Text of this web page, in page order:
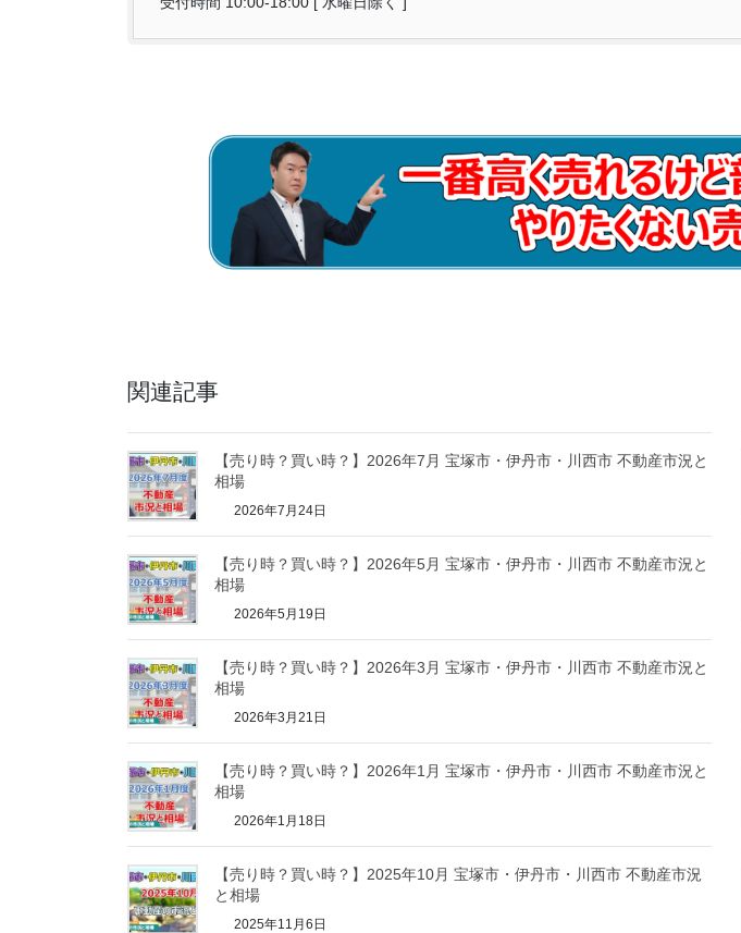
関連記事
【売り時？買い時？】2026年7月 宝塚市・伊丹市・川西市 不動産市況と
相場
2026年7月24日
【売り時？買い時？】2026年5月 宝塚市・伊丹市・川西市 不動産市況と
相場
2026年5月19日
【売り時？買い時？】2026年3月 宝塚市・伊丹市・川西市 不動産市況と
相場
2026年3月21日
【売り時？買い時？】2026年1月 宝塚市・伊丹市・川西市 不動産市況と
相場
2026年1月18日
【売り時？買い時？】2025年10月 宝塚市・伊丹市・川西市 不動産市況
と相場
2025年11月6日